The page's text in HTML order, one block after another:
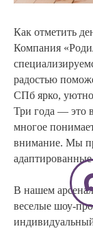
Как отметить
Компания
радостью
СПб ярко,
Три года — это
многое
внимание. Мы
В нашем
веселые шоу-